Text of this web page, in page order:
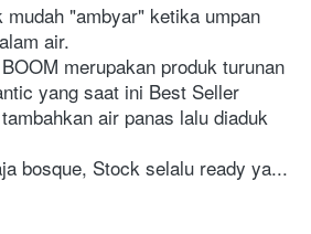
"ambyar" ketika umpan
air.
merupakan produk turunan
yang saat ini Best Seller
air panas lalu diaduk
bosque, Stock selalu ready ya...